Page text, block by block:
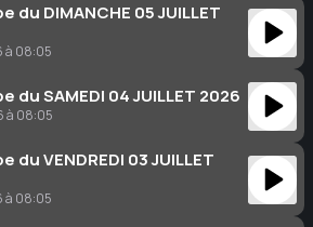
du DIMANCHE 05 JUILLET
à 08:05
du SAMEDI 04 JUILLET 2026
à 08:05
du VENDREDI 03 JUILLET
à 08:05